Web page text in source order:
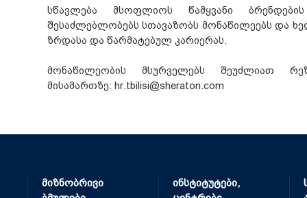
სწავლება მსოფლიოს წამყვანი
შესაძლებლობებს სთავაზობს მონაწილეებს და
ზრდასა და წარმატებულ კარიერას.
მონაწილეობის მსურველებს შეუძლიათ
მისამართზე: hr.tbilisi@sheraton.com
მიზნობრივი
ინსტიტუტები,